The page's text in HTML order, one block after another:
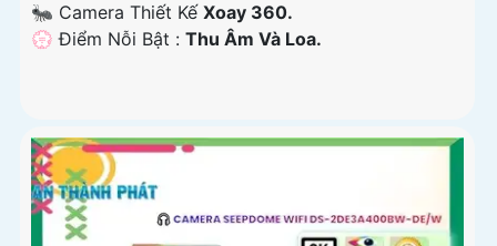
🐜 Camera Thiết Kế Xoay 360.
️💮 Điểm Nỗi Bật : Thu Âm Và Loa.